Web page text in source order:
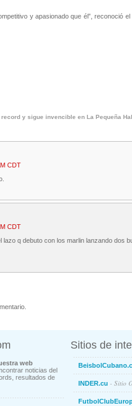
y apasionado que él”, reconoció
y sigue invencible en La Pequeña
CDT
CDT
q debuto con los marlin lanzando dos
web
noticias del
resultados de
Sitios de
INDER.cu - Sitio